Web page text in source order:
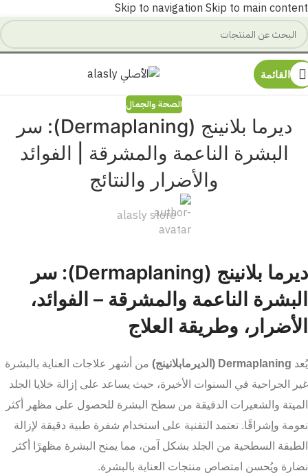
Skip to navigation Skip to main content
القائمة
الصحة والجمال
ديرما بلانينج (Dermaplaning): سر
البشرة الناعمة والمشرقة | الفوائد
والأضرار والنتائج
alasly store
ديرما بلانينج (Dermaplaning): سر
البشرة الناعمة والمشرقة – الفوائد،
الأضرار، وطريقة العلاج
يُعد Dermaplaning (الديرمابلانينج)
من أشهر علاجات العناية بالبشرة
غير الجراحية في السنوات الأخيرة، حيث يساعد على إزالة خلايا الجلد
الميتة والشعيرات الدقيقة من سطح البشرة للحصول على مظهر أكثر
نعومة وإشراقًا. تعتمد التقنية على استخدام شفرة طبية دقيقة لإزالة
الطبقة السطحية من الجلد بشكل آمن، مما يمنح البشرة مظهرًا أكثر
نضارة ويُحسن امتصاص منتجات العناية بالبشرة.